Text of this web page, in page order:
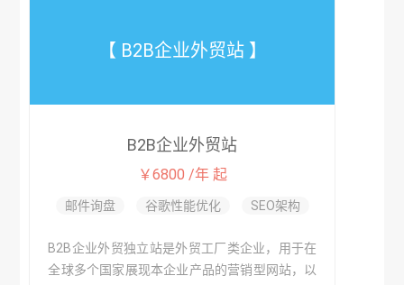
【 B2B企业外贸站 】
B2B企业外贸站
￥6800 /年 起
邮件询盘 谷歌性能优化 SEO架构
B2B企业外贸独立站是外贸工厂类企业，用于在
全球多个国家展现本企业产品的营销型网站，以